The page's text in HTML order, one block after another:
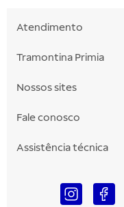
Atendimento
Tramontina Primia
Nossos sites
Fale conosco
Assistência técnica